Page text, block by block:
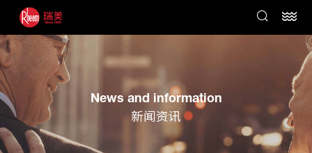
News and information
新闻资讯